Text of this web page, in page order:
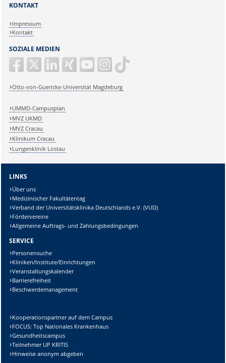
SOZIALE MEDIEN
Otto-von-Guericke-Universität Magdeburg
KONTAKT
Impressum
Kontakt
UMMD-Campusplan
MVZ UKMD
MVZ Cracau
Klinikum Cracau
Lungenklinik Lostau
LINKS
Über uns
Medizinischer Fakultätentag
Verband der Universitätsklinika Deutschlands e.V. (VUD)
Fördervereine
Allgemeine Auftrags- und Zahlungsbedingungen
SERVICE
Personensuche
Kliniken/Institute/Einrichtungen
Veranstaltungskalender
Barrierefreiheit
Beschwerdemanagement
Kooperationspartner auf dem Campus
FOCUS: Top Nationales Krankenhaus
Gesundheitscampus
Teilnehmer UP KRITIS
Hinweise anonym abgeben